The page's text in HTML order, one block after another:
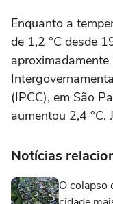
Enquanto a
de 1,2 °C desde
aproximadamente
(IPCC), em São
aumentou 2,4 °C.
Notícias
O colapso